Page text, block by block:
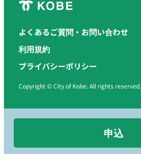
申込
よくあるご質問・お問い合わせ
利用規約
プライバシーポリシー
Copyright © City of Kobe. All rights reserved.